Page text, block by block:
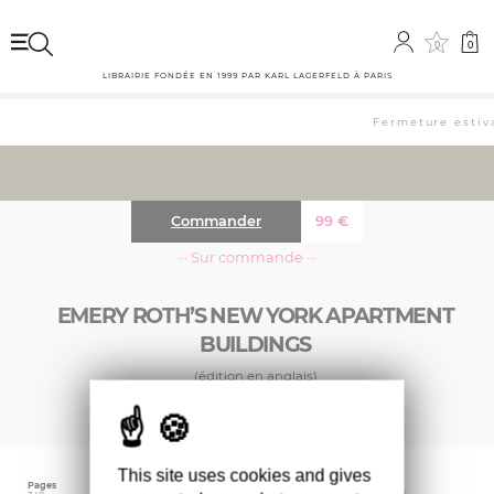
0 0
LIBRAIRIE FONDÉE EN 1999 PAR KARL LAGERFELD À PARIS
Fermeture
EMERY ROTH’S NEW YORK APARTMENT
BUILDINGS
(édition en anglais)
99 €
Commander
··· Sur commande ···
Pages
Langue
Date d'édition
This site uses cookies and gives